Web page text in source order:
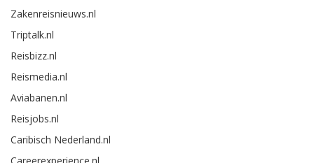
Zakenreisnieuws.nl
Triptalk.nl
Reisbizz.nl
Reismedia.nl
Aviabanen.nl
Reisjobs.nl
Caribisch Nederland.nl
Careerexperience.nl